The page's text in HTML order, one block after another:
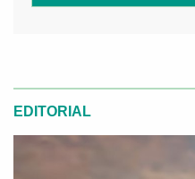
EDITORIAL